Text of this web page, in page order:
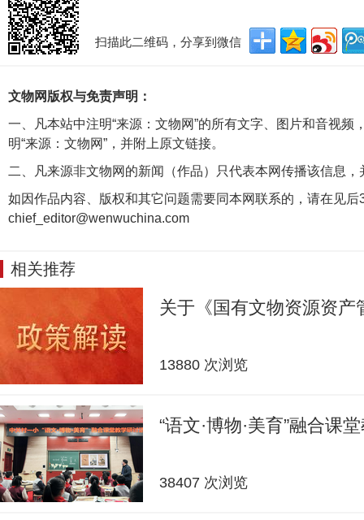
扫描此二维码，分享到微信
文物网版权与免责声明：
一、凡本站中注明“来源：文物网”的所有文字、图片和音视
明“来源：文物网”，并附上原文链接。
二、凡来源非文物网的新闻（作品）只代表本网传播该信息
如因作品内容、版权和其它问题需要同本网联系的，请在见后
chief_editor@wenwuchina.com
相关推荐
关于《国有文物资源资
13880 次浏览
“语文·博物·美育”融合课
38407 次浏览